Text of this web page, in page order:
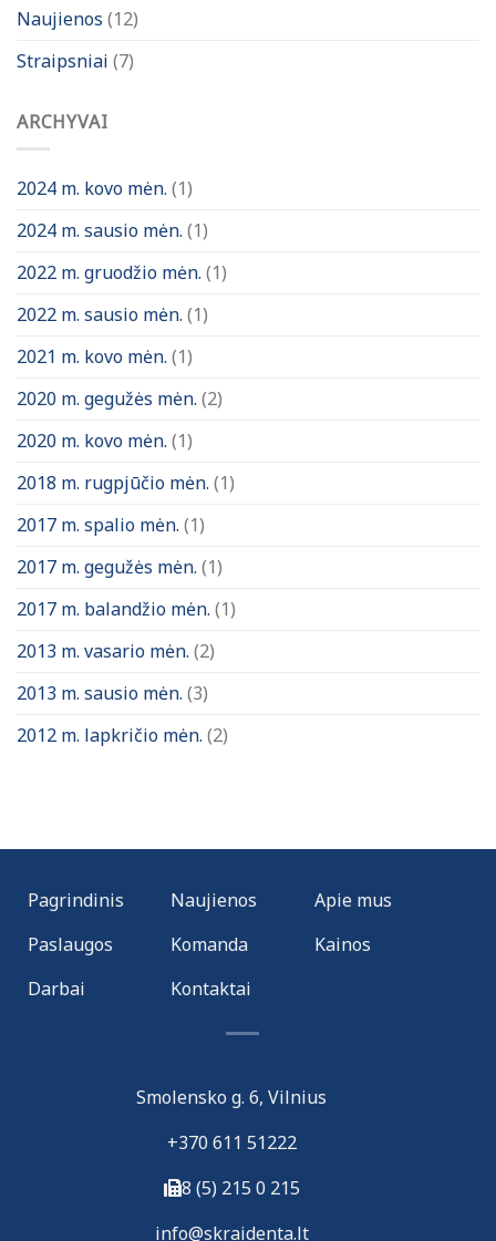
Naujienos (12)
Straipsniai (7)
ARCHYVAI
2024 m. kovo mėn. (1)
2024 m. sausio mėn. (1)
2022 m. gruodžio mėn. (1)
2022 m. sausio mėn. (1)
2021 m. kovo mėn. (1)
2020 m. gegužės mėn. (2)
2020 m. kovo mėn. (1)
2018 m. rugpjūčio mėn. (1)
2017 m. spalio mėn. (1)
2017 m. gegužės mėn. (1)
2017 m. balandžio mėn. (1)
2013 m. vasario mėn. (2)
2013 m. sausio mėn. (3)
2012 m. lapkričio mėn. (2)
Pagrindinis Naujienos
Apie mus
Paslaugos
Komanda
Kainos
Darbai
Kontaktai
Smolensko g. 6, Vilnius
+370 611 51222
8 (5) 215 0 215
info@skraidenta.lt